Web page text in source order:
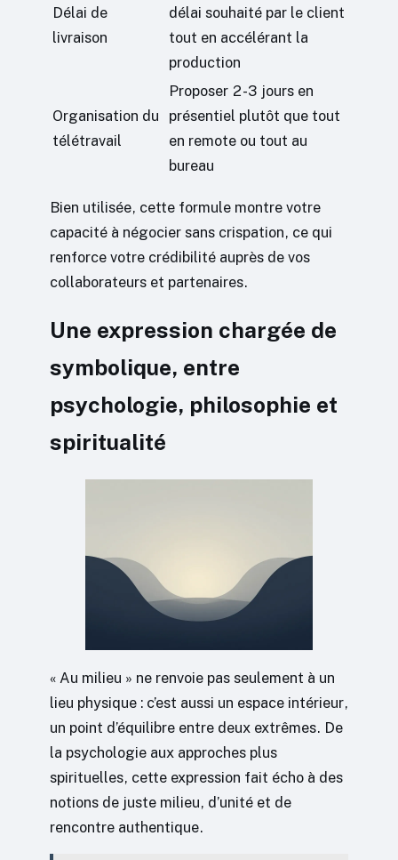
Délai de
livraison
délai souhaité par le client
tout en accélérant la
production
Organisation du
télétravail
Proposer 2-3 jours en
présentiel plutôt que tout
en remote ou tout au
bureau
Bien utilisée, cette formule montre votre
capacité à négocier sans crispation, ce qui
renforce votre crédibilité auprès de vos
collaborateurs et partenaires.
Une expression chargée de
symbolique, entre
psychologie, philosophie et
spiritualité
« Au milieu » ne renvoie pas seulement à un
lieu physique : c’est aussi un espace intérieur,
un point d’équilibre entre deux extrêmes. De
la psychologie aux approches plus
spirituelles, cette expression fait écho à des
notions de juste milieu, d’unité et de
rencontre authentique.